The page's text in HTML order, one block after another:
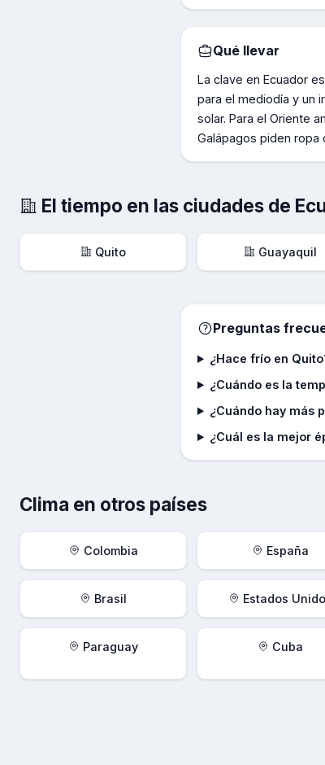
Qué llevar
La clave en Ecuador
para el mediodía y un
solar. Para el Oriente
Galápagos piden ropa
El tiempo en las ciudades de
Quito Guayaquil
Preguntas
¿Hace frío en
¿Cuándo es la
¿Cuándo hay más
¿Cuál es la mejor
Clima en otros países
Colombia España
Brasil Estados
Paraguay Cuba